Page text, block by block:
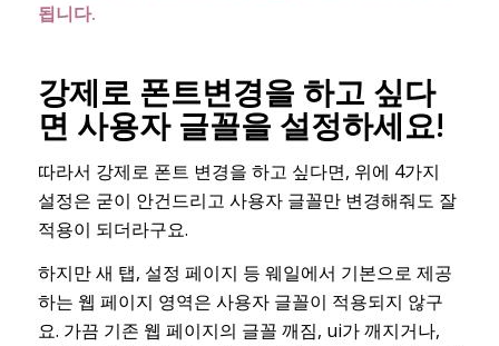
됩니다.
강제로 폰트변경을 하고 싶다
면 사용자 글꼴을 설정하세요!
따라서 강제로 폰트 변경을 하고 싶다면, 위에 4가지
설정은 굳이 안건드리고 사용자 글꼴만 변경해줘도 잘
적용이 되더라구요.
하지만 새 탭, 설정 페이지 등 웨일에서 기본으로 제공
하는 웹 페이지 영역은 사용자 글꼴이 적용되지 않구
요. 가끔 기존 웹 페이지의 글꼴 깨짐, ui가 깨지거나,